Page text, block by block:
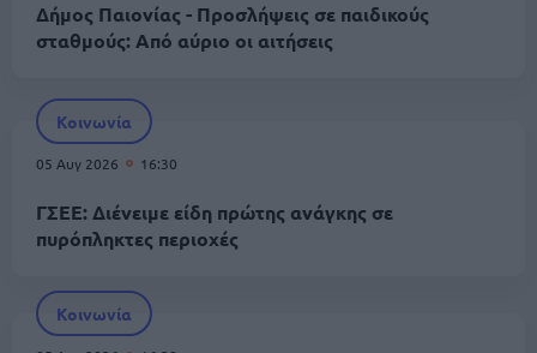
Δήμος Παιονίας - Προσλήψεις σε παιδικούς
σταθμούς: Από αύριο οι αιτήσεις
Κοινωνία
05 Αυγ 2026 16:30
ΓΣΕΕ: Διένειμε είδη πρώτης ανάγκης σε
πυρόπληκτες περιοχές
Κοινωνία